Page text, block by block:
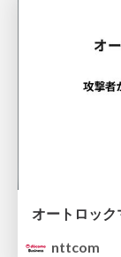
nttcom